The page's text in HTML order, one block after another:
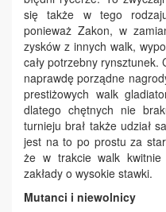
się także w tego
ponieważ Zakon, w
zysków z innych walk,
cały potrzebny rynsztunek.
naprawdę porządne
prestiżowych walk
dlatego chętnych nie
turnieju brał także udział
jest na to po prostu za
że w trakcie walk kwitnie
zakłady o wysokie stawki.
Mutanci i niewolnicy